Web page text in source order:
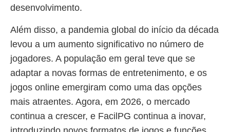
desenvolvimento.
Além disso, a pandemia global do início da década
levou a um aumento significativo no número de
jogadores. A população em geral teve que se
adaptar a novas formas de entretenimento, e os
jogos online emergiram como uma das opções
mais atraentes. Agora, em 2026, o mercado
continua a crescer, e FacilPG continua a inovar,